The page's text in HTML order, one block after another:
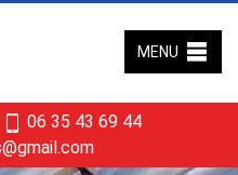
06 35 43 69 44
MENU